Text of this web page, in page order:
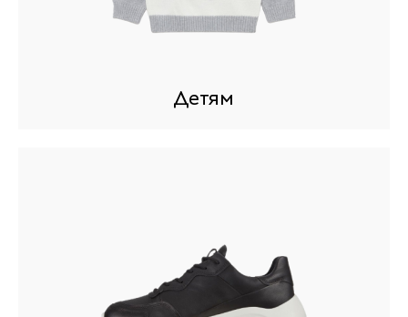
Детям